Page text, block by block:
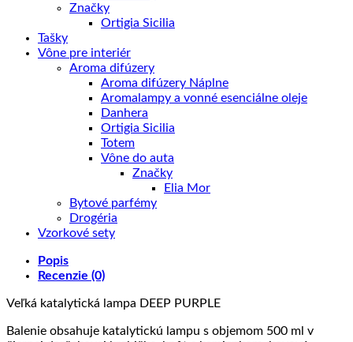
Značky
Ortigia Sicilia
Tašky
Vône pre interiér
Aroma difúzery
Aroma difúzery Náplne
Aromalampy a vonné esenciálne oleje
Danhera
Ortigia Sicilia
Totem
Vône do auta
Značky
Elia Mor
Bytové parfémy
Drogéria
Vzorkové sety
Popis
Recenzie (0)
Veľká katalytická lampa DEEP PURPLE
Balenie obsahuje katalytickú lampu s objemom 500 ml v